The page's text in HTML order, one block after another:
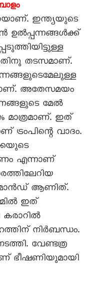
ഇന്ത്യയുടെ
ഉൽപ്പന്നങ്ങൾക്ക്
തടസമാണ്.
അതേസമയം
മേൽ
മാത്രമാണ്. ഇത്
വാദം.
എന്നാണ്
ആണിത്.
ഇത്
നിർബന്ധം.
വേണ്ടത്ര
ഭീഷണിയുമായി